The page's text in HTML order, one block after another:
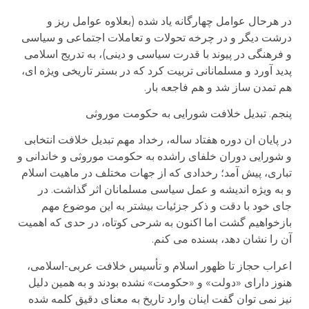
در هرحال عوامل چهارگانه یاد شده (بعلاوه عوامل ریز و
درشت دیگر و در چرخه تحولات و تعاملات اجتماعی و سیاسی
و فرهنگی در پیوند با قدرت سیاسی و دینی)، به تدریج اسلامی
پدید آورد و مسلمانانی تربیت کرد که در بستر تاریخی ویژه ای،
هم تمدن ساز شد و هم فاجعه بار.
پنجم. تبدیل خلافت شورایی به حکومت موروثی
در پایان ان دوره هفتاد ساله، رخداد مهم تبدیل خلافت انتخابی
و شورایی دوران خلفای راشده به حکومت موروثی و خاندانی و
تباری، پیش آمد؛ رخدادی که از جهات مختلف در ماهیت اسلام
و به ویژه اندیشه و عمل سیاسی مسلمانان اثر گذاشت. در
جای خود با دقت و ذکر جزئیات بیشتر به این موضوع مهم
بازخواهیم گشت اما اکنون به شرحی کوتاه، در حدی که اهمیت
آن را نشان دهد، بسنده می کنم.
اعراب حجاز تا ظهور اسلام و تأسیس خلافت عربی-اسلامی،
هنوز دارای «دولت» و «حکومت» نشده بودند و به همین دلیل
نیز نمی توان گفت اینان وارد تاریخ به معنای دقیق کلمه شده